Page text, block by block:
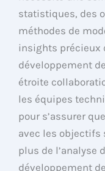
statistiques, des
méthodes de
insights précieux
développement
étroite
les équipes
pour s’assurer
avec les objectifs
plus de l’analyse
développement